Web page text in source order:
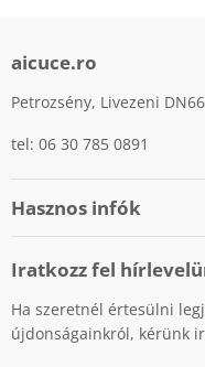
aicuce.ro
Petrozsény, Livezeni
tel: 06 30 785 0891
Hasznos infók
Cookiek (sütik)
Fizetési lehetőségek
Szállítás
Iratkozz fel
Ha szeretnél értesülni
újdonságainkról, kérünk